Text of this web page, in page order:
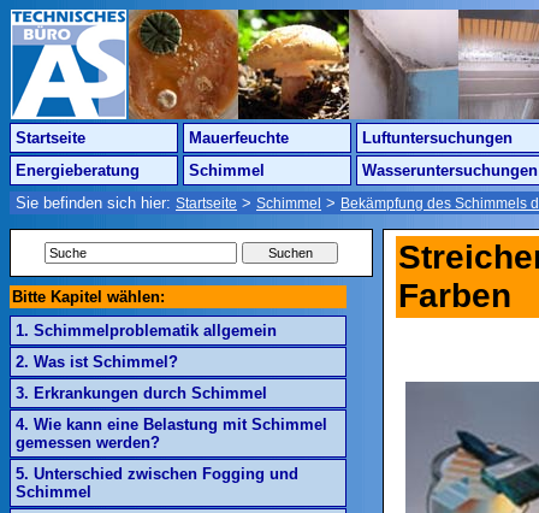
Startseite Mauerfeuchte
Luftuntersuchungen
Energieberatung
Schimmel
Wasseruntersuchungen
Sie befinden sich hier: Startseite > Schimmel > Bekämpfung des Schimmels
Bitte Kapitel wählen:
1. Schimmelproblematik allgemein
2. Was ist Schimmel?
3. Erkrankungen durch Schimmel
4. Wie kann eine Belastung mit Schimmel
gemessen werden?
5. Unterschied zwischen Fogging und
Schimmel
Farben